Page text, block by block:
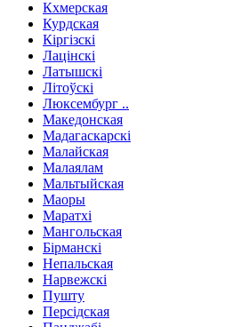
Кхмерская
Курдская
Кіргізскі
Лацінскі
Латышскі
Літоўскі
Люксембург ..
Македонская
Мадагаскарскі
Малайская
Малаялам
Мальтыйская
Маоры
Маратхі
Мангольская
Бірманскі
Непальская
Нарвежскі
Пушту
Персідская